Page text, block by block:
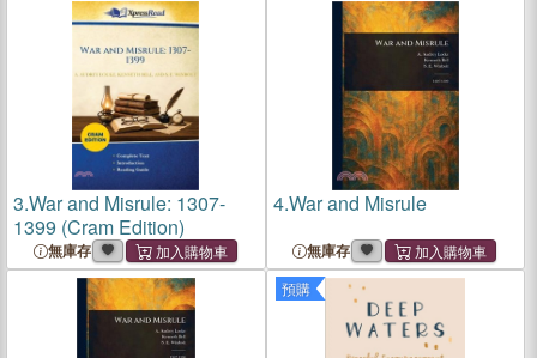
3.War and Misrule: 1307-
1399 (Cram Edition)
無庫存
4.War and Misrule
無庫存
預購